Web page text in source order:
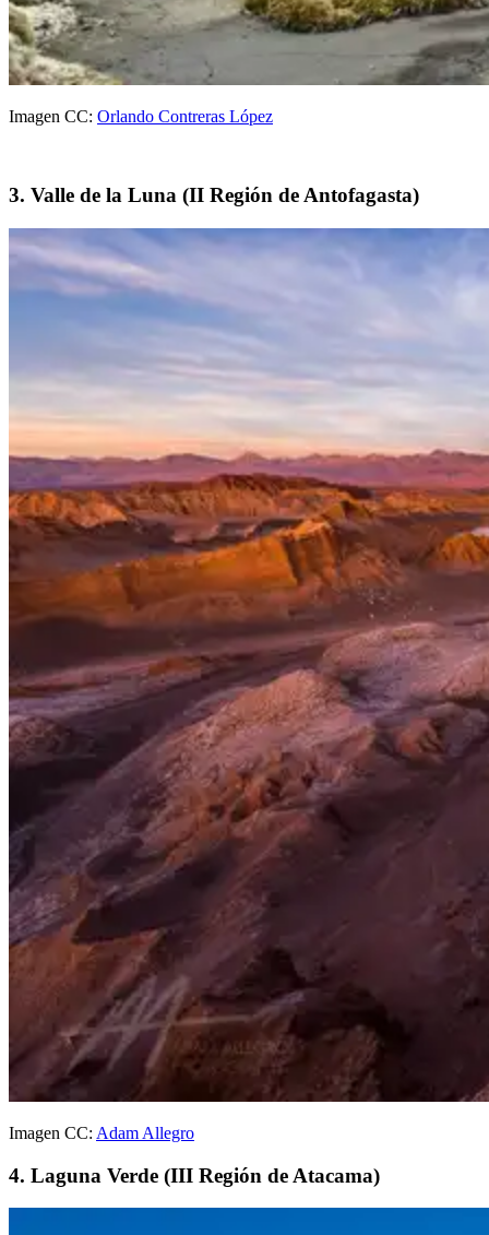
Imagen CC: Orlando Contreras López
3. Valle de la Luna (II Región de Antofagasta)
Imagen CC: Adam Allegro
4. Laguna Verde (III Región de Atacama)